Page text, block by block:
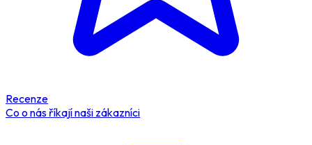
Recenze
Co o nás říkají naši zákazníci